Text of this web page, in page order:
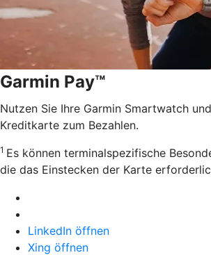
Garmin Pay™
Nutzen Sie Ihre Garmin Smartwatch
Kreditkarte zum Bezahlen.
1 Es können terminalspezifische
die das Einstecken der Karte
LinkedIn öffnen
Xing öffnen